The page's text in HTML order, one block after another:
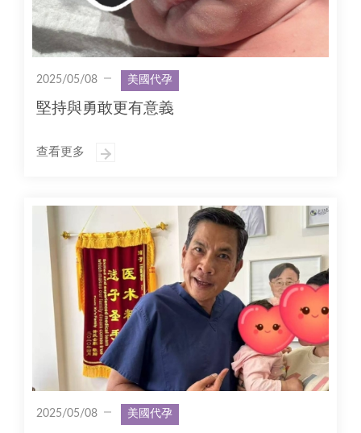
2025/05/08 美國代孕
堅持與勇敢更有意義
查看更多
2025/05/08 美國代孕